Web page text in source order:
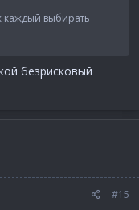
каждый выбирать
безрисковый
#15